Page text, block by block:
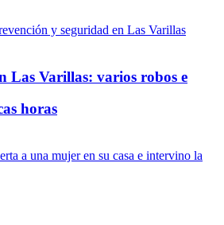
Las Varillas: varios robos e
horas